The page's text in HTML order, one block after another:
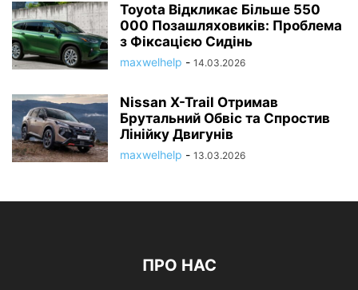
Toyota Відкликає Більше 550
000 Позашляховиків: Проблема
з Фіксацією Сидінь
maxwelhelp - 14.03.2026
Nissan X-Trail Отримав
Брутальний Обвіс та Спростив
Лінійку Двигунів
maxwelhelp - 13.03.2026
ПРО НАС